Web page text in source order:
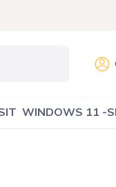
WINDOWS 11 -